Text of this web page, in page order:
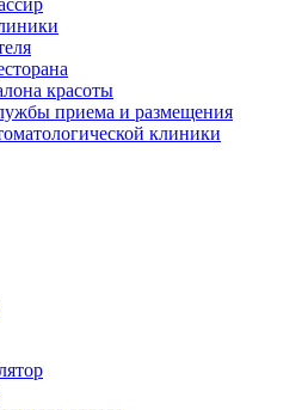
красоты
приема и размещения
клиники